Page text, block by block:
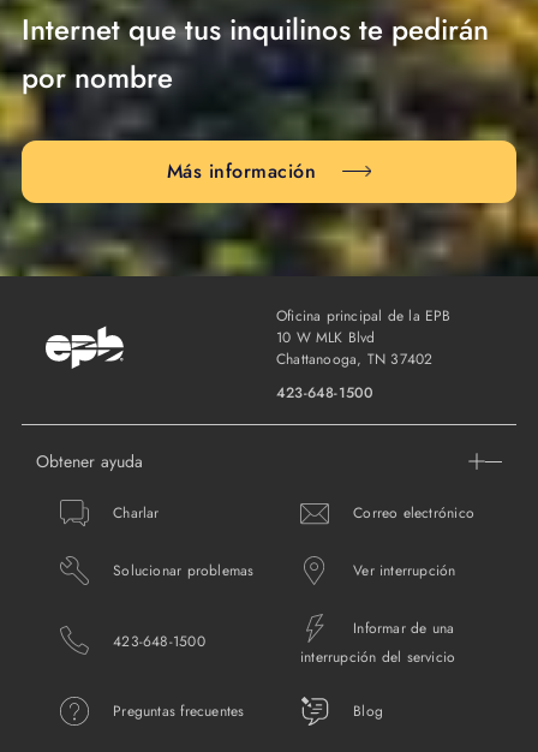
Internet que tus inquilinos te pedirán
por nombre
Más información
Oficina principal de la EPB
10 W MLK Blvd
Chattanooga, TN 37402
423-648-1500
Obtener ayuda
Charlar Correo electrónico
Solucionar problemas Ver interrupción
423-648-1500
Informar de una
interrupción del servicio
Preguntas frecuentes Blog